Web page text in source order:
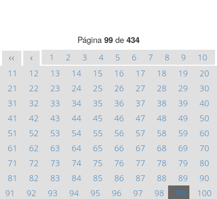
Página 99 de 434
<< < 1 2 3 4 5 6 7 8 9
10
11
12 13 14 15 16 17 18 19
20
21
22 23 24 25 26 27 28 29
30
31
32 33 34 35 36 37 38 39
40
41
42 43 44 45 46 47 48 49
50
51
52 53 54 55 56 57 58 59
60
61
62 63 64 65 66 67 68 69
70
71
72 73 74 75 76 77 78 79
80
81
82 83 84 85 86 87 88 89
90
91
92 93 94 95 96 97 98 99
100